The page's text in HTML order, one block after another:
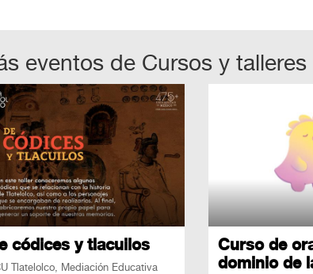
eventos de Cursos y talleres
códices y tlacuilos
Tlatelolco, Mediación Educativa
Curso de
dominio de